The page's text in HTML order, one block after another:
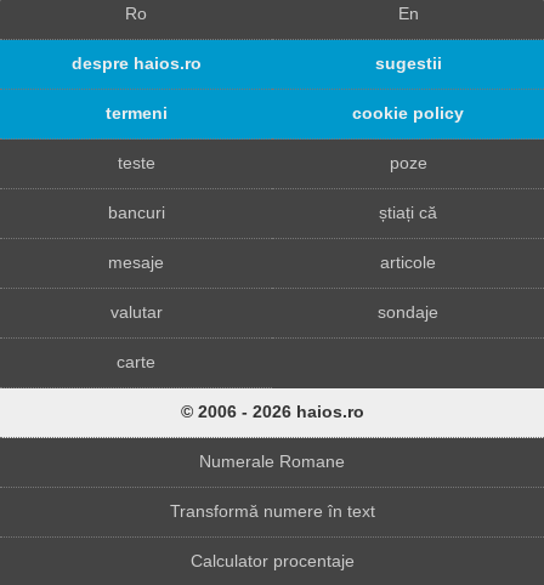
Ro En
despre haios.ro sugestii
termeni cookie policy
teste poze
bancuri știați că
mesaje articole
valutar sondaje
carte
© 2006 - 2026 haios.ro
Numerale Romane
Transformă numere în text
Calculator procentaje